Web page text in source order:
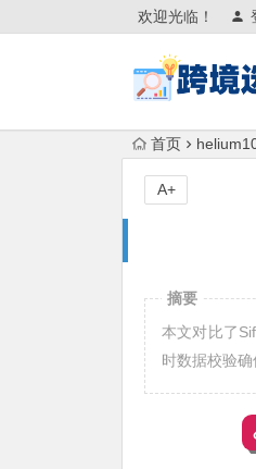
欢迎光临！
首页
A+
摘要
本文对比了
时数据校验